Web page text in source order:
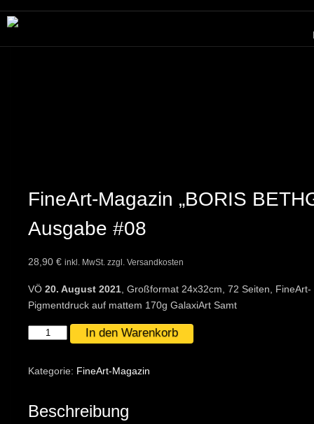
FineArt-Magazin „BORIS
Ausgabe #08
28,90 € inkl. MwSt. zzgl. Versandkosten
VÖ 20. August 2021, Großformat 24x32cm, 72 Seiten, FineArt-
Pigmentdruck auf mattem 170g GalaxiArt Samt
FineArt-
BETHGE"
#08
In den Warenkorb
Kategorie: FineArt-Magazin
Beschreibung